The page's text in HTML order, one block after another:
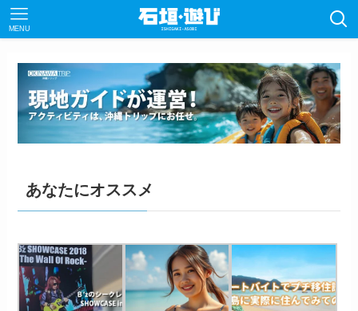
MENU
あなたにオススメ